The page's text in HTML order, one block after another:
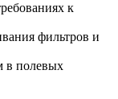
к
фильтров и
в полевых